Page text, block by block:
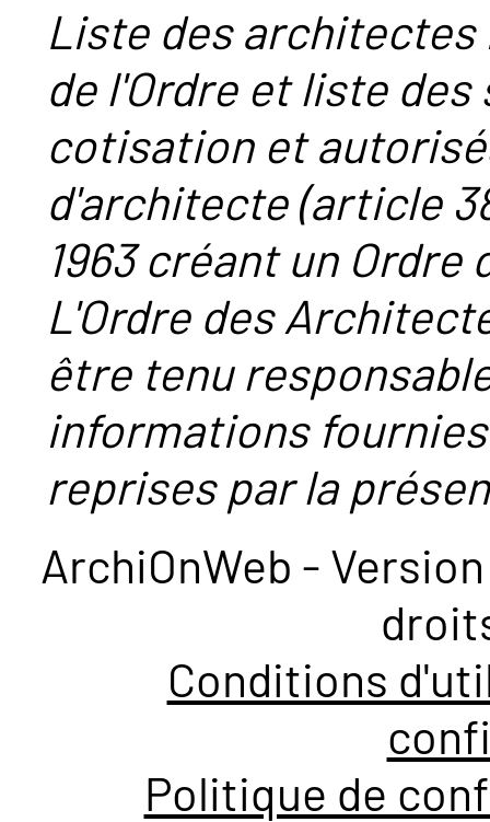
Liste des
de l'Ordre et liste
cotisation et
d'architecte (article
1963 créant un
L'Ordre des
être tenu
informations
reprises par la
ArchiOnWeb -
Conditions
Politique de